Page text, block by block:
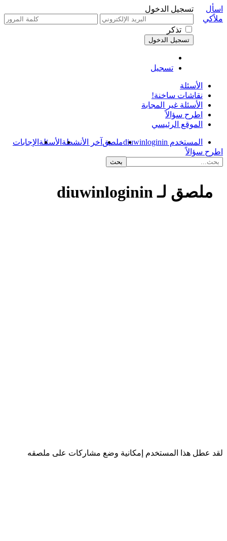
تسجيل الدخول
تذكر
تسجيل
اسأل
ملاًكي
الأسئلة
نقاشات ساخنة!
الأسئلة غير المجابة
اطرح سؤالاً
الموقع الرئيسي
المستخدم diuwinloginin ملصق آخر الأنشطة الأسئلة الإجابات
اطرح سؤالاً
ملصق لـ diuwinloginin
لقد عطل هذا المستخدم إمكانية وضع مشاركات على ملصقه